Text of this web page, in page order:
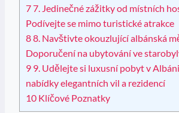
77. Jedinečné zážitky od místních​
⁣Podívejte se mimo turistické atrakce
88. Navštivte okouzlující albánská
⁢Doporučení na ubytování ve
9 9. Udělejte si luxusní pobyt v
nabídky elegantních vil a rezidencí
10 Klíčové Poznatky